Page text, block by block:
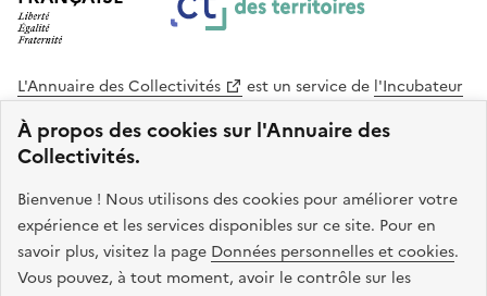
À propos des cookies sur l'Annuaire des
Collectivités.
Bienvenue ! Nous utilisons des cookies pour améliorer votre
expérience et les services disponibles sur ce site. Pour en
savoir plus, visitez la page Données personnelles et cookies.
Vous pouvez, à tout moment, avoir le contrôle sur les
L'Annuaire des Collectivités est un service de l'Incubateur
des Territoires
Cohésion des Territoires
. Le code source de ce site web
est disponible en licence libre. Le design de ce site est conçu
avec le système de design de l’État.
legifrance.gouv.fr
info.gouv.fr
service-public.gouv.fr
data.gouv.fr